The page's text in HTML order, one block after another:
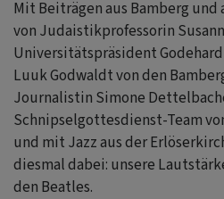
Mit Beiträgen aus Bamberg und
von Judaistikprofessorin
Universitätspräsident
Luuk Godwaldt von den
Journalistin Simone
Schnipselgottesdienst-Team
und mit Jazz aus der
diesmal dabei: unsere
den Beatles.